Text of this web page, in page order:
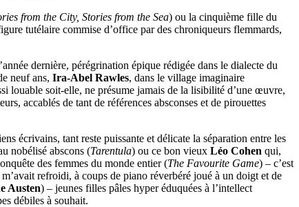
from the City, Stories from the Sea) ou la cinquième fille du
tutélaire commise d’office par des chroniqueurs flemmards,
dernière, pérégrination épique rédigée dans le dialecte du
neuf ans, Ira-Abel Rawles, dans le village imaginaire
louable soit-elle, ne présume jamais de la lisibilité d’une œuvre,
accablés de tant de références absconses et de pirouettes
écrivains, tant reste puissante et délicate la séparation entre les
nobélisé abscons (Tarentula) ou ce bon vieux Léo Cohen qui,
des femmes du monde entier (The Favourite Game) – c’est
refroidi, à coups de piano réverbéré joué à un doigt et de
Austen) – jeunes filles pâles hyper éduquées à l’intellect
débiles à souhait.